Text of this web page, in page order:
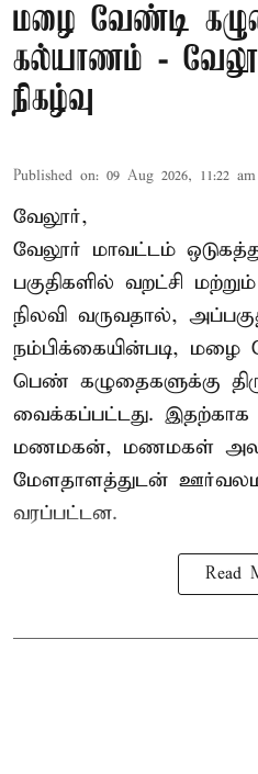
மழை வேண்டி
கல்யாணம் -
நிகழ்வு
Published on: 09 Aug 2026, 11:22 am
வேலூர்,
வேலூர் மாவட்டம்
பகுதிகளில் வறட்சி
நிலவி வருவதால்,
நம்பிக்கையின்படி,
பெண் கழுதைகளுக்கு
வைக்கப்பட்டது. இதற்காக
மணமகன், மணமகள்
மேளதாளத்துடன்
வரப்பட்டன.
Read